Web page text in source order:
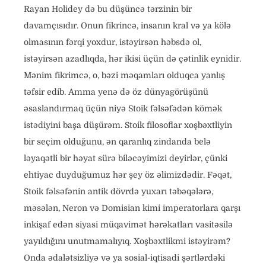
Rayan Holidey də bu düşüncə tərzinin bir
davamçısıdır. Onun fikrincə, insanın kral və ya kölə
olmasının fərqi yoxdur, istəyirsən həbsdə ol,
istəyirsən azadlıqda, hər ikisi üçün də çətinlik eynidir.
Mənim fikrimcə, o, bəzi məqamları olduqca yanlış
təfsir edib. Amma yenə də öz dünyagörüşünü
əsaslandırmaq üçün niyə Stoik fəlsəfədən kömək
istədiyini başa düşürəm. Stoik filosoflar xoşbəxtliyin
bir seçim olduğunu, ən qaranlıq zindanda belə
ləyaqətli bir həyat sürə biləcəyimizi deyirlər, çünki
ehtiyac duyduğumuz hər şey öz əlimizdədir. Fəqət,
Stoik fəlsəfənin antik dövrdə yuxarı təbəqələrə,
məsələn, Neron və Domisian kimi imperatorlara qarşı
inkişaf edən siyasi müqavimət hərəkatları vasitəsilə
yayıldığını unutmamalıyıq. Xoşbəxtlikmi istəyirəm?
Onda ədalətsizliyə və ya sosial-iqtisadi şərtlərdəki